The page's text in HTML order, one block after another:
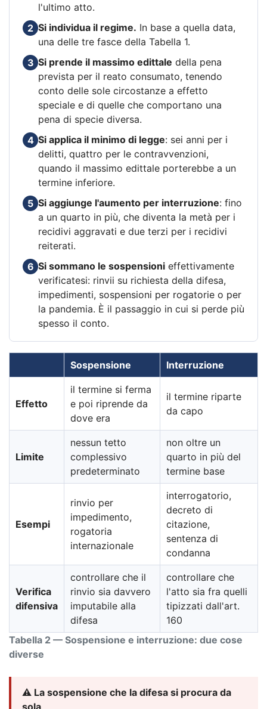
l'ultimo atto.
2 Si individua il regime. In base a quella data,
una delle tre fasce della Tabella 1.
3 Si prende il massimo edittale della pena
prevista per il reato consumato, tenendo
conto delle sole circostanze a effetto
speciale e di quelle che comportano una
pena di specie diversa.
4 Si applica il minimo di legge: sei anni per i
delitti, quattro per le contravvenzioni,
quando il massimo edittale porterebbe a un
termine inferiore.
5 Si aggiunge l'aumento per interruzione: fino
a un quarto in più, che diventa la metà per i
recidivi aggravati e due terzi per i recidivi
reiterati.
6 Si sommano le sospensioni effettivamente
verificatesi: rinvii su richiesta della difesa,
impedimenti, sospensioni per rogatorie o per
la pandemia. È il passaggio in cui si perde più
spesso il conto.
Tabella 2 — Sospensione e interruzione: due cose
diverse
Sospensione Interruzione
Effetto
il termine si ferma
e poi riprende da
dove era
il termine riparte
da capo
Limite
nessun tetto
complessivo
predeterminato
non oltre un
quarto in più del
termine base
Esempi
rinvio per
impedimento,
rogatoria
internazionale
interrogatorio,
decreto di
citazione,
sentenza di
condanna
Verifica
difensiva
controllare che il
rinvio sia davvero
imputabile alla
difesa
controllare che
l'atto sia fra quelli
tipizzati dall'art.
160
⚠️ La sospensione che la difesa si procura da
sola